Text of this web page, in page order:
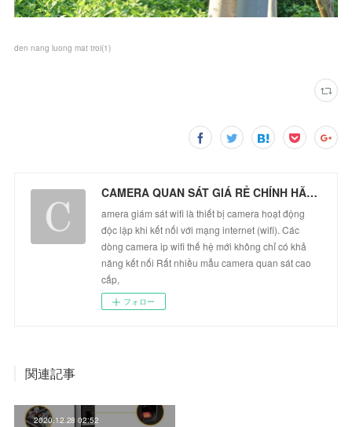
den nang luong mat troi(1)
CAMERA QUAN SÁT GIÁ RẺ CHÍNH HÃNG
amera giám sát wifi là thiết bị camera hoạt động
độc lập khi kết nối với mạng internet (wifi). Các
dòng camera ip wifi thế hệ mới không chỉ có khả
năng kết nối Rất nhiều mẫu camera quan sát cao
cấp,
フォロー
関連記事
2020.12.28 02:52